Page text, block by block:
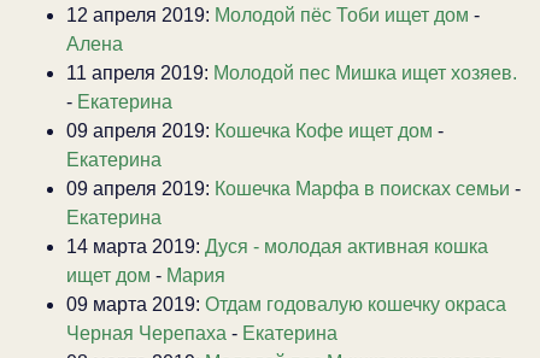
12 апреля 2019: Молодой пёс Тоби ищет дом -
Алена
11 апреля 2019: Молодой пес Мишка ищет хозяев.
- Екатерина
09 апреля 2019: Кошечка Кофе ищет дом -
Екатерина
09 апреля 2019: Кошечка Марфа в поисках семьи -
Екатерина
14 марта 2019: Дуся - молодая активная кошка
ищет дом - Мария
09 марта 2019: Отдам годовалую кошечку окраса
Черная Черепаха - Екатерина